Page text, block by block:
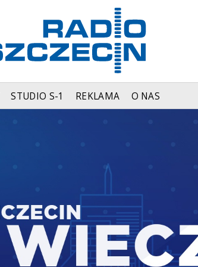
STUDIO S-1 REKLAMA O NAS